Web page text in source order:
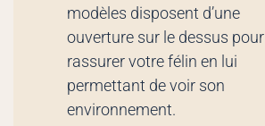
modèles disposent d’une
ouverture sur le dessus pour
rassurer votre félin en lui
permettant de voir son
environnement.